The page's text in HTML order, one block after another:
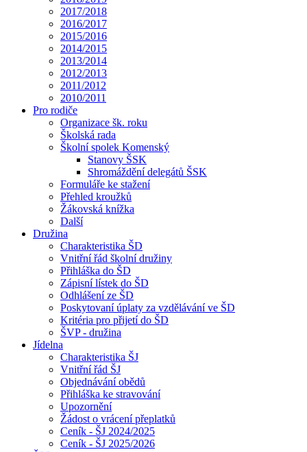
2017/2018
2016/2017
2015/2016
2014/2015
2013/2014
2012/2013
2011/2012
2010/2011
Pro rodiče
Organizace šk. roku
Školská rada
Školní spolek Komenský
Stanovy ŠSK
Shromáždění delegátů ŠSK
Formuláře ke stažení
Přehled kroužků
Žákovská knížka
Další
Družina
Charakteristika ŠD
Vnitřní řád školní družiny
Přihláška do ŠD
Zápisní lístek do ŠD
Odhlášení ze ŠD
Poskytovaní úplaty za vzdělávání ve ŠD
Kritéria pro přijetí do ŠD
ŠVP - družina
Jídelna
Charakteristika ŠJ
Vnitřní řád ŠJ
Objednávání obědů
Přihláška ke stravování
Upozornění
Žádost o vrácení přeplatků
Ceník - ŠJ 2024/2025
Ceník - ŠJ 2025/2026